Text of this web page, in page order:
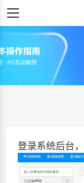
登录系统后台